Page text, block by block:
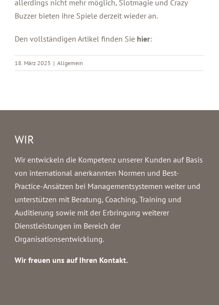
allerdings nicht mehr möglich, Slotmagie und Crazy
Buzzer bieten ihre Spiele derzeit wieder an.
Den vollständigen Artikel finden Sie hier:
18. März 2025 | Allgemein
WIR
Wir entwickeln die Kompetenz unserer Kunden auf Basis
von international anerkannten Normen und Best-
Practice-Ansätzen bei Managementsystemen weiter und
unterstützen mit Beratung, Coaching, Training und
Auditierung sowie mit der Erbringung weiterer
Dienstleistungen im Bereich der
Organisationsentwicklung.
Wir freuen uns auf Ihren Kontakt.